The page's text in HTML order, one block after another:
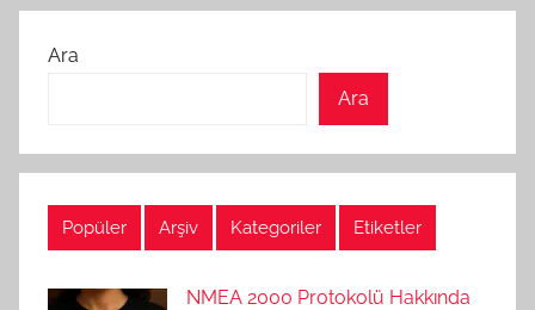
sayfalaması
Ara
Ara
Popüler Arşiv Kategoriler Etiketler
NMEA 2000 Protokolü Hakkında